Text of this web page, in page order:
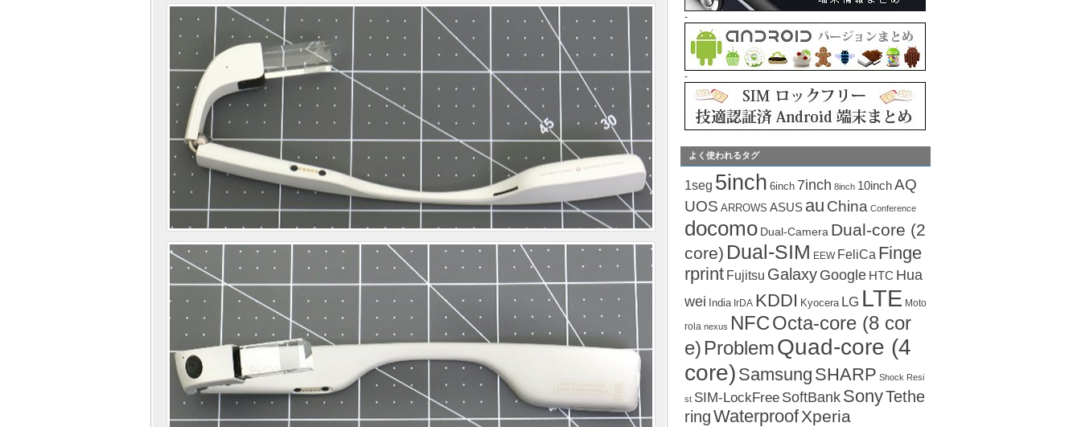
-
-
よく使われるタグ
1seg 5inch 6inch 7inch 8inch 10inchAQ
UOS ARROWS ASUS au China Conference
docomo Dual-Camera Dual-core (2
core) Dual-SIM EEW FeliCa Finge
rprint Fujitsu Galaxy Google HTC Hua
wei India IrDA KDDI Kyocera LG LTE Moto
rola nexus NFCOcta-core (8 cor
e) ProblemQuad-core (4
core) Samsung SHARP Shock Resi
st SIM-LockFree SoftBank SonyTethe
ringWaterproofXperia